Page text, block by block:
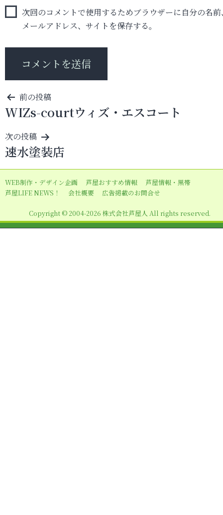
次回のコメントで使用するためブラウザーに自分の名前
メールアドレス、サイトを保存する。
投
稿
ナ
ビ
ゲ
ー
シ
ン
前の投稿
WIZs-courtウィズ・エスコート
次の投稿
速水塗装店
WEB制作・デザイン企画 芦屋おすすめ情報
芦屋情報・黒帯
芦屋LIFE NEWS！
会社概要 広告掲載のお問合せ
Copyright © 2004-2026 株式会社芦屋人 All rights reserved.